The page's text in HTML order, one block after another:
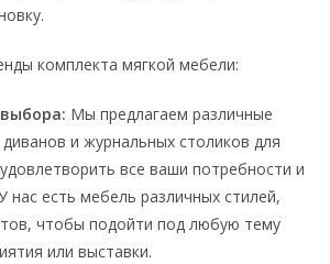
комплекта мягкой мебели:
Мы предлагаем различные
и журнальных столиков для
все ваши потребности и
нас есть мебель различных стилей,
чтобы подойти под любую тему
или выставки.